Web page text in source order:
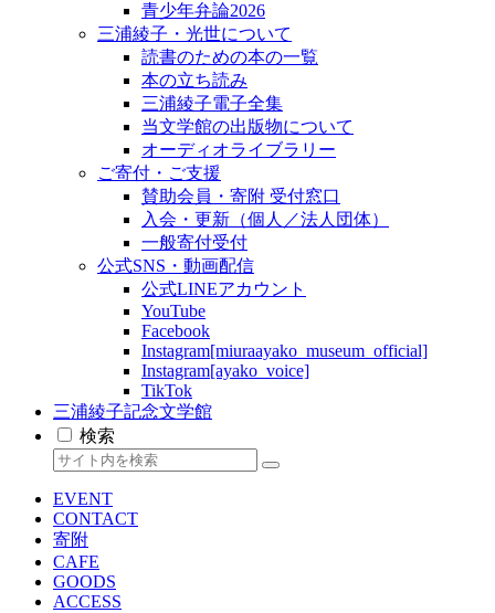
青少年弁論2026
三浦綾子・光世について
読書のための本の一覧
本の立ち読み
三浦綾子電子全集
当文学館の出版物について
オーディオライブラリー
ご寄付・ご支援
賛助会員・寄附 受付窓口
入会・更新（個人／法人団体）
一般寄付受付
公式SNS・動画配信
公式LINEアカウント
YouTube
Facebook
Instagram[miuraayako_museum_official]
Instagram[ayako_voice]
TikTok
三浦綾子記念文学館
検索
EVENT
CONTACT
寄附
CAFE
GOODS
ACCESS